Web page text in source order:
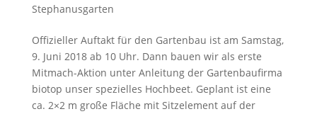
Stephanusgarten
Offizieller Auftakt für den Gartenbau ist am Samstag,
9. Juni 2018 ab 10 Uhr. Dann bauen wir als erste
Mitmach-Aktion unter Anleitung der Gartenbaufirma
biotop unser spezielles Hochbeet. Geplant ist eine
ca. 2×2 m große Fläche mit Sitzelement auf der